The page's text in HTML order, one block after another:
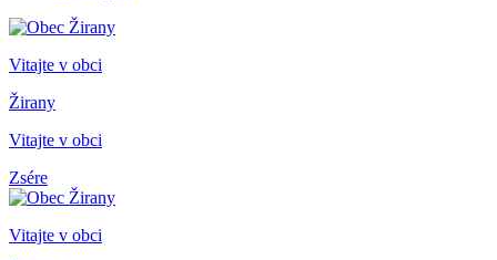
Vitajte v obci
Žirany
Vitajte v obci
Zsére
Vitajte v obci